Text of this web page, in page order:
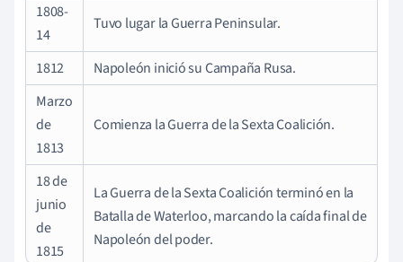
1808-
14
Tuvo lugar la Guerra Peninsular.
1812
Napoleón inició su Campaña Rusa.
Marzo
de
1813
Comienza la Guerra de la Sexta Coalición.
18 de
junio
de
1815
La Guerra de la Sexta Coalición terminó en la
Batalla de Waterloo, marcando la caída final de
Napoleón del poder.